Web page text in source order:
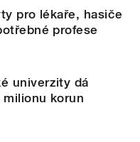
pro lékaře, hasiče
profese
univerzity dá
korun